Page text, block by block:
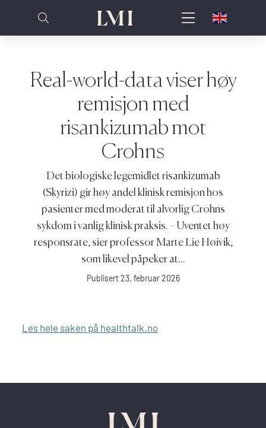
Real-world-data viser høy
remisjon med
risankizumab mot
Crohns
Det biologiske legemidlet risankizumab
(Skyrizi) gir høy andel klinisk remisjon hos
pasienter med moderat til alvorlig Crohns
sykdom i vanlig klinisk praksis. – Uventet høy
responsrate, sier professor Marte Lie Høivik,
som likevel påpeker at...
Publisert 23. februar 2026
Les hele saken på healthtalk.no